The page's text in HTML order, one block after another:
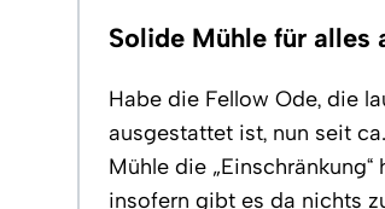
Solide Mühle für alles
Habe die Fellow Ode, die
ausgestattet ist, nun seit
Mühle die
insofern gibt es da nichts